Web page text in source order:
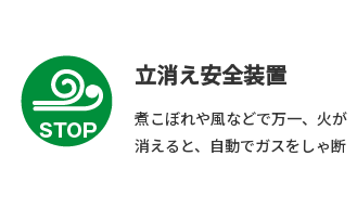
立消え安全装置
煮こぼれや風などで万一、火が
消えると、自動でガスをしゃ断